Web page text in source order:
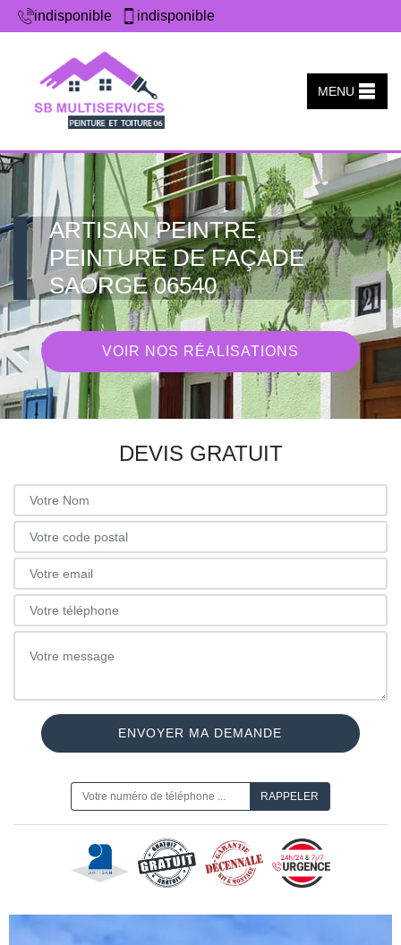
indisponible indisponible
MENU
ARTISAN PEINTRE,
PEINTURE DE FAÇADE
SAORGE 06540
VOIR NOS RÉALISATIONS
DEVIS GRATUIT